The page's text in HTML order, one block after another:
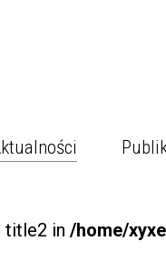
title2 in /home/